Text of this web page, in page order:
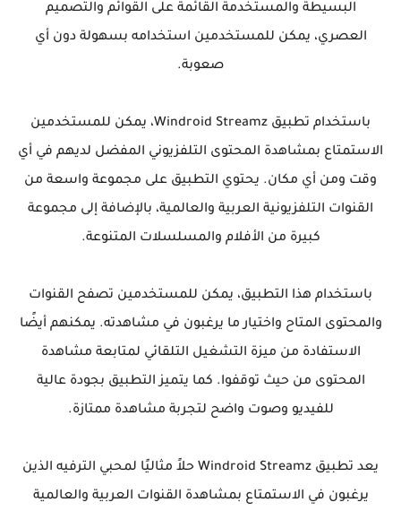
البسيطة والمستخدمة القائمة على القوائم والتصميم
العصري، يمكن للمستخدمين استخدامه بسهولة دون أي
صعوبة.
باستخدام تطبيق Windroid Streamz، يمكن للمستخدمين
الاستمتاع بمشاهدة المحتوى التلفزيوني المفضل لديهم في أي
وقت ومن أي مكان. يحتوي التطبيق على مجموعة واسعة من
القنوات التلفزيونية العربية والعالمية، بالإضافة إلى مجموعة
كبيرة من الأفلام والمسلسلات المتنوعة.
باستخدام هذا التطبيق، يمكن للمستخدمين تصفح القنوات
والمحتوى المتاح واختيار ما يرغبون في مشاهدته. يمكنهم أيضًا
الاستفادة من ميزة التشغيل التلقائي لمتابعة مشاهدة
المحتوى من حيث توقفوا. كما يتميز التطبيق بجودة عالية
للفيديو وصوت واضح لتجربة مشاهدة ممتازة.
يعد تطبيق Windroid Streamz حلاً مثاليًا لمحبي الترفيه الذين
يرغبون في الاستمتاع بمشاهدة القنوات العربية والعالمية